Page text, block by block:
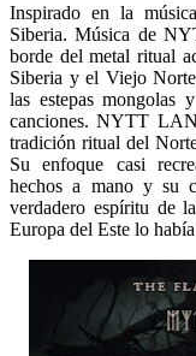
Inspirado en la
Siberia. Música de
borde del metal ritual
Siberia y el Viejo
las estepas mongolas
canciones. NYTT
tradición ritual del
Su enfoque casi
hechos a mano y su
verdadero espíritu de
Europa del Este lo